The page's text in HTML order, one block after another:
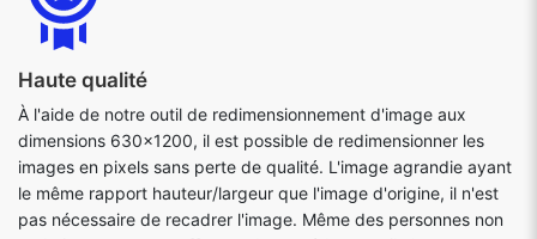
Haute qualité
À l'aide de notre outil de redimensionnement d'image aux
dimensions 630x1200, il est possible de redimensionner les
images en pixels sans perte de qualité. L'image agrandie ayant
le même rapport hauteur/largeur que l'image d'origine, il n'est
pas nécessaire de recadrer l'image. Même des personnes non